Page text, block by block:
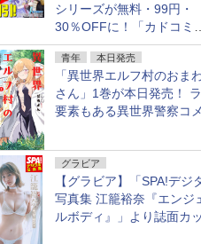
シリーズが無料・99円・
30％OFFに！「カドコミフ
ェア 2026」第2弾が開催
青年 本日発売
「異世界エルフ村のおま
さん」1巻が本日発売！
要素もある異世界警察コメ
グラビア
【グラビア】「SPA!デジ
写真集 江籠裕奈『エンジ
ルボディ』」より誌面カッ